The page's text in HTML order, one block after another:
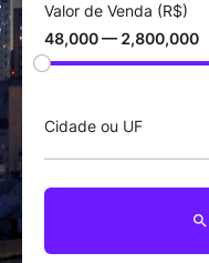
Valor de Venda (R$)
48,000 — 2,800,000
Cidade ou UF